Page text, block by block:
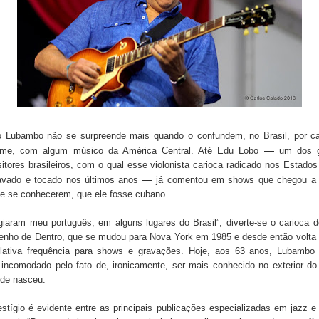
Lubambo não se surpreende mais quando o confundem, no Brasil, por
com algum músico da América Central. Até Edu Lobo —um dos
brasileiros, com o qual esse violonista carioca radicado nos
e tocado nos últimos anos —já comentou em shows que chegou a
se conhecerem, que ele fosse cubano.
meu português, em alguns lugares do Brasil”, diverte-se o carioca
de Dentro, que se mudou para Nova York em 1985 e desde então
frequência para shows e gravações. Hoje, aos 63 anos,
pelo fato de, ironicamente, ser mais conhecido no exterior
nasceu.
é evidente entre as principais publicações especializadas em jazz e